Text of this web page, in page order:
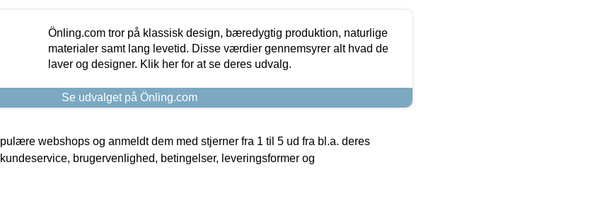
Önling.com tror på klassisk design, bæredygtig produktion, naturlige
materialer samt lang levetid. Disse værdier gennemsyrer alt hvad de
laver og designer. Klik her for at se deres udvalg.
Se udvalget på Önling.com
webshops og anmeldt dem med stjerner fra 1 til 5 ud fra bl.a. deres
brugervenlighed, betingelser, leveringsformer og